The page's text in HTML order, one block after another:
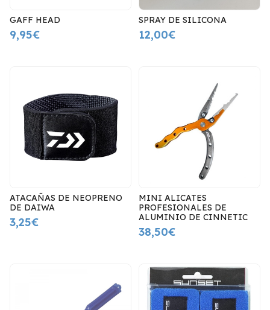
GAFF HEAD
9,95€
SPRAY DE SILICONA
12,00€
ATACAÑAS DE NEOPRENO
DE DAIWA
3,25€
MINI ALICATES
PROFESIONALES DE
ALUMINIO DE CINNETIC
38,50€